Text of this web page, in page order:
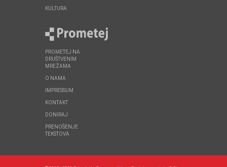
KULTURA
PROMETEJ NA
DRUŠTVENIM
MREŽAMA
O NAMA
IMPRESSUM
KONTAKT
DONIRAJ
PRENOŠENJE
TEKSTOVA